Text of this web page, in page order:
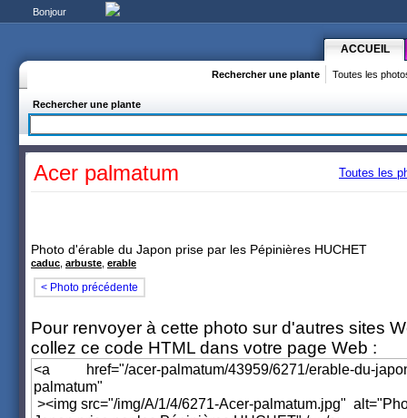
Bonjour
ACCUEIL
Rechercher une plante Toutes les
Rechercher une plante
Acer palmatum Toutes les
Photo d'érable du Japon prise par les Pépinières HUCHET
caduc arbuste erable
< Photo précédente
Pour renvoyer à cette photo sur d'autres sites
collez ce code HTML dans votre page Web :